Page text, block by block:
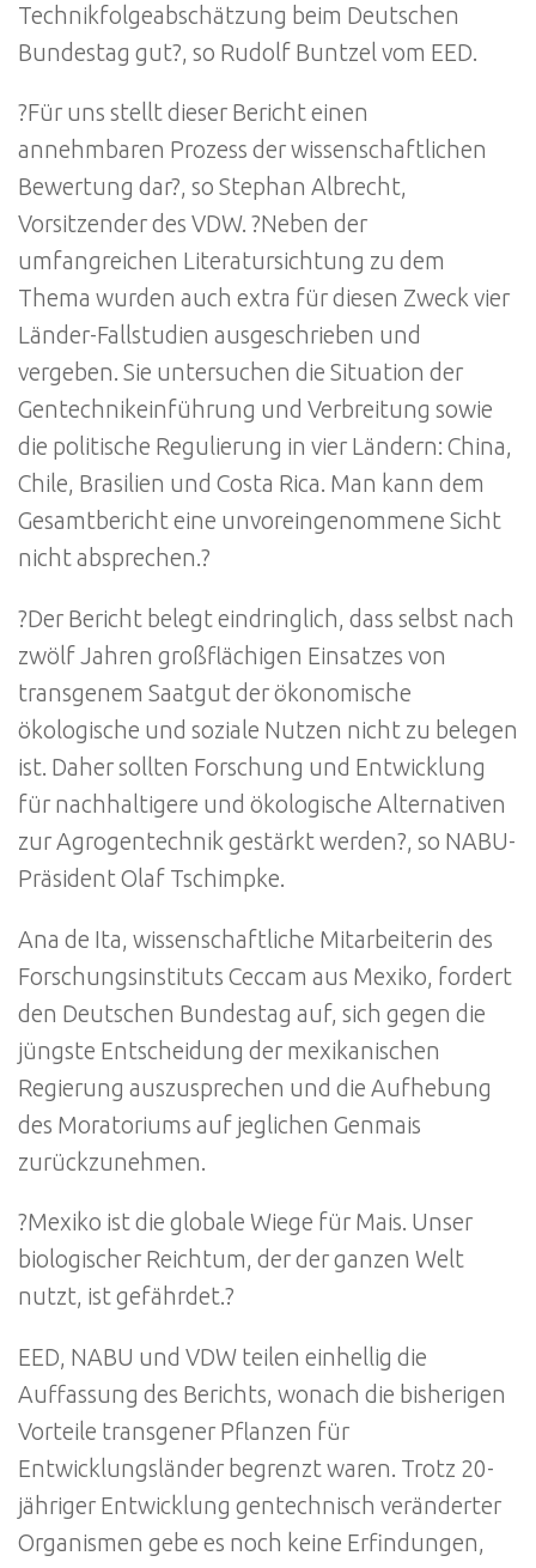
Technikfolgeabschätzung beim Deutschen
Bundestag gut?, so Rudolf Buntzel vom EED.
?Für uns stellt dieser Bericht einen
annehmbaren Prozess der wissenschaftlichen
Bewertung dar?, so Stephan Albrecht,
Vorsitzender des VDW. ?Neben der
umfangreichen Literatursichtung zu dem
Thema wurden auch extra für diesen Zweck vier
Länder-Fallstudien ausgeschrieben und
vergeben. Sie untersuchen die Situation der
Gentechnikeinführung und Verbreitung sowie
die politische Regulierung in vier Ländern: China,
Chile, Brasilien und Costa Rica. Man kann dem
Gesamtbericht eine unvoreingenommene Sicht
nicht absprechen.?
?Der Bericht belegt eindringlich, dass selbst nach
zwölf Jahren großflächigen Einsatzes von
transgenem Saatgut der ökonomische
ökologische und soziale Nutzen nicht zu belegen
ist. Daher sollten Forschung und Entwicklung
für nachhaltigere und ökologische Alternativen
zur Agrogentechnik gestärkt werden?, so NABU-
Präsident Olaf Tschimpke.
Ana de Ita, wissenschaftliche Mitarbeiterin des
Forschungsinstituts Ceccam aus Mexiko, fordert
den Deutschen Bundestag auf, sich gegen die
jüngste Entscheidung der mexikanischen
Regierung auszusprechen und die Aufhebung
des Moratoriums auf jeglichen Genmais
zurückzunehmen.
?Mexiko ist die globale Wiege für Mais. Unser
biologischer Reichtum, der der ganzen Welt
nutzt, ist gefährdet.?
EED, NABU und VDW teilen einhellig die
Auffassung des Berichts, wonach die bisherigen
Vorteile transgener Pflanzen für
Entwicklungsländer begrenzt waren. Trotz 20-
jähriger Entwicklung gentechnisch veränderter
Organismen gebe es noch keine Erfindungen,